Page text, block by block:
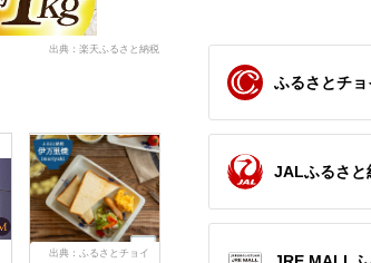
出典：楽天ふるさと納税
出典：ふるさとチョイ
出典：楽天ふるさと納
出
ふるさとチョ
JALふるさと